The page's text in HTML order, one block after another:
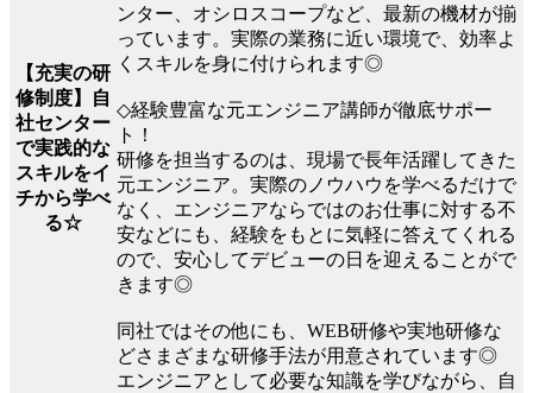
【充実の研
修制度】自
社センター
で実践的な
スキルをイ
チから学べ
る☆
ンター、オシロスコープなど、最新の機材が揃
っています。実際の業務に近い環境で、効率よ
くスキルを身に付けられます◎
◇経験豊富な元エンジニア講師が徹底サポー
ト！
研修を担当するのは、現場で長年活躍してきた
元エンジニア。実際のノウハウを学べるだけで
なく、エンジニアならではのお仕事に対する不
安などにも、経験をもとに気軽に答えてくれる
ので、安心してデビューの日を迎えることがで
きます◎
同社ではその他にも、WEB研修や実地研修な
どさまざまな研修手法が用意されています◎
エンジニアとして必要な知識を学びながら、自